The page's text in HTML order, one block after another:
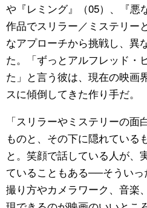
や『レミング』（05）、『悪
作品でスリラー／ミステリー
なアプローチから挑戦し、異
た。「ずっとアルフレッド・
た」と言う彼は、現在の映画
スに傾倒してきた作り手だ。
「スリラーやミステリーの
ものと、その下に隠れている
と。笑顔で話している人が、
ていることもある──そうい
撮り方やカメラワーク、音楽